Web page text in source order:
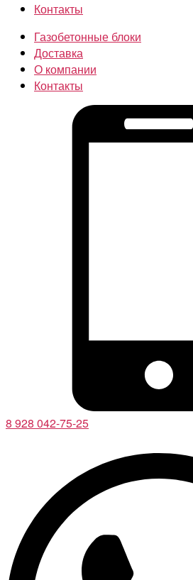
Контакты
Газобетонные блоки
Доставка
О компании
Контакты
8 928 042-75-25